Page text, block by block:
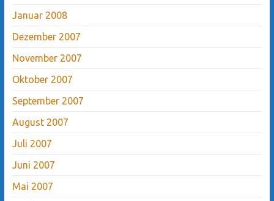
Januar 2008
Dezember 2007
November 2007
Oktober 2007
September 2007
August 2007
Juli 2007
Juni 2007
Mai 2007